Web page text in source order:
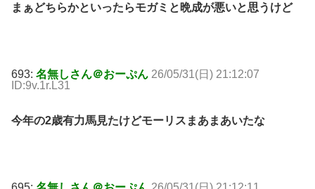
まぁどちらかといったらモガミと晩成が悪いと思うけど
693: 名無しさん＠おーぷん 26/05/31(日) 21:12:07
ID:9v.1r.L31
今年の2歳有力馬見たけどモーリスまあまあいたな